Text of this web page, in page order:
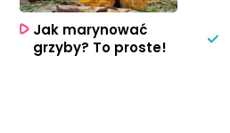
Jak marynować
grzyby? To proste!